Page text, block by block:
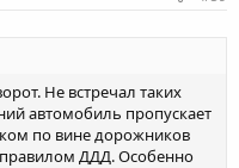
Не встречал таких
автомобиль пропускает
по вине дорожников
правилом ДДД. Особенно